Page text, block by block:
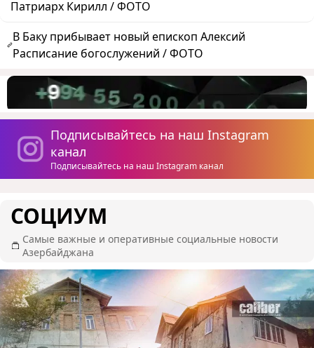
Патриарх Кирилл / ФОТО
В Баку прибывает новый епископ Алексий
Расписание богослужений / ФОТО
Подписывайтесь на наш Instagram
канал
Подписывайтесь на наш Instagram канал
СОЦИУМ
Самые важные и оперативные социальные новости
Азербайджана